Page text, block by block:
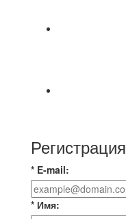
Регистрация
* E-mail:
* Имя: